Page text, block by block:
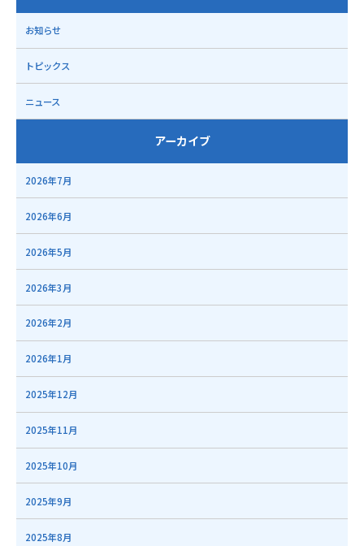
お知らせ
トピックス
ニュース
アーカイブ
2026年7月
2026年6月
2026年5月
2026年3月
2026年2月
2026年1月
2025年12月
2025年11月
2025年10月
2025年9月
2025年8月